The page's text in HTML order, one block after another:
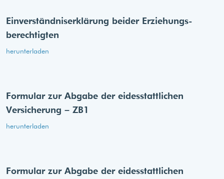
Einverständnis­erklärung beider Erziehungs­
berechtigten
herunterladen
Formular zur Abgabe der eides­stattlichen
Versicherung – ZB1
herunterladen
Formular zur Abgabe der eides­stattlichen